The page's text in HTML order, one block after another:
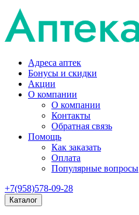
Адреса аптек
Бонусы и скидки
Акции
О компании
О компании
Контакты
Обратная связь
Помощь
Как заказать
Оплата
Популярные вопросы
+7(958)578-09-28
Каталог